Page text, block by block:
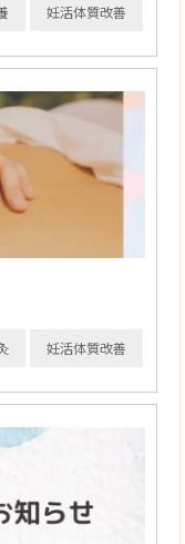
妊活体質改善
妊活体質改善